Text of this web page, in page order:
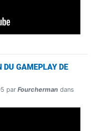
DU GAMEPLAY DE
par Fourcherman dans